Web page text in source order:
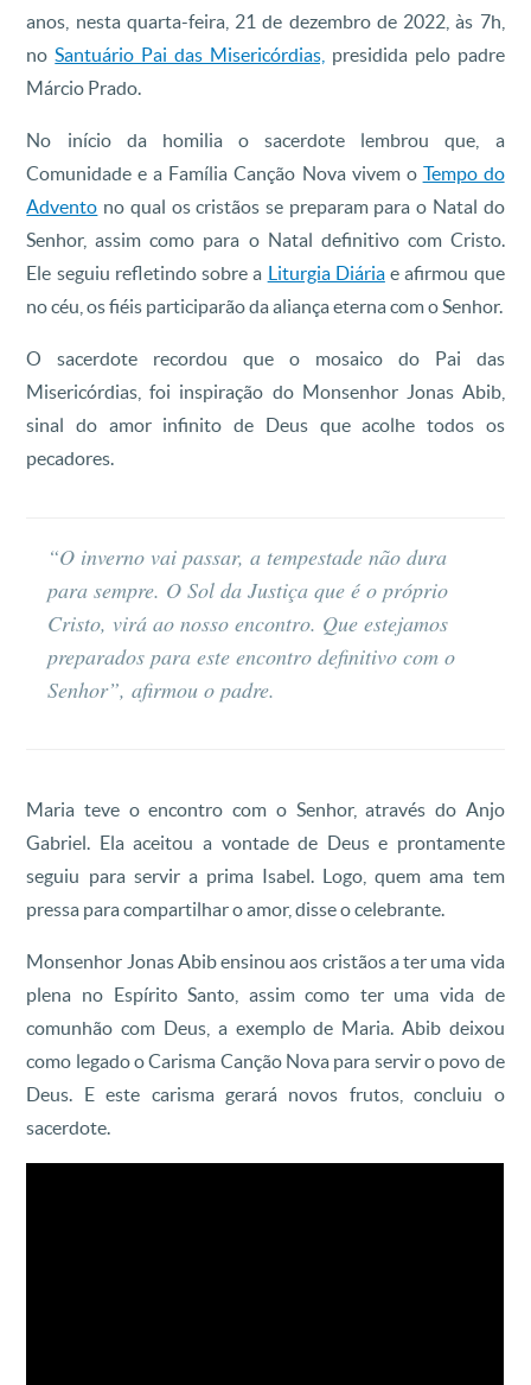
anos, nesta quarta-feira, 21 de dezembro de 2022, às 7h,
noSantuário Pai das Misericórdias, presidida pelo padre
Márcio Prado.
No início da homilia o sacerdote lembrou que, a
Comunidade e a Família Canção Nova vivem o Tempo do
Advento no qual os cristãos se preparam para o Natal do
Senhor, assim como para o Natal definitivo com Cristo.
Ele seguiu refletindo sobre a Liturgia Diáriae afirmou que
no céu, os fiéis participarão da aliança eterna com o Senhor.
O sacerdote recordou que o mosaico do Pai das
Misericórdias, foi inspiração do Monsenhor Jonas Abib,
sinal do amor infinito de Deus que acolhe todos os
pecadores.
“O inverno vai passar, a tempestade não dura
para sempre. O Sol da Justiça que é o próprio
Cristo, virá ao nosso encontro. Que estejamos
preparados para este encontro definitivo com o
Senhor”, afirmou o padre.
Maria teve o encontro com o Senhor, através do Anjo
Gabriel. Ela aceitou a vontade de Deus e prontamente
seguiu para servir a prima Isabel. Logo, quem ama tem
pressa para compartilhar o amor, disse o celebrante.
Monsenhor Jonas Abib ensinou aos cristãos a ter uma vida
plena no Espírito Santo, assim como ter uma vida de
comunhão com Deus, a exemplo de Maria. Abib deixou
como legado o Carisma Canção Nova para servir o povo de
Deus. E este carisma gerará novos frutos, concluiu o
sacerdote.